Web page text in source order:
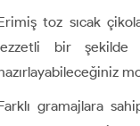
toz sıcak
bir şekilde
gramajlara